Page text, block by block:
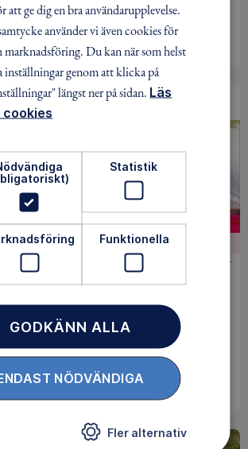
INTRESSEANMÄLAN
SISTA MINUTEN
FÖR LEDARE
3100 kr
värld, 15-16 augusti, Västerås,
den 11 augusti
15 aug - 16 aug
BOKA
att ge dig en bra användarupplevelse.
använder vi även cookies för
marknadsföring. Du kan när som helst
inställningar genom att klicka på
längst ner på sidan. Läs
cookies
Statistik
Funktionella
GODKÄNN ALLA
NÖDVÄNDIGA
Fler alternativ